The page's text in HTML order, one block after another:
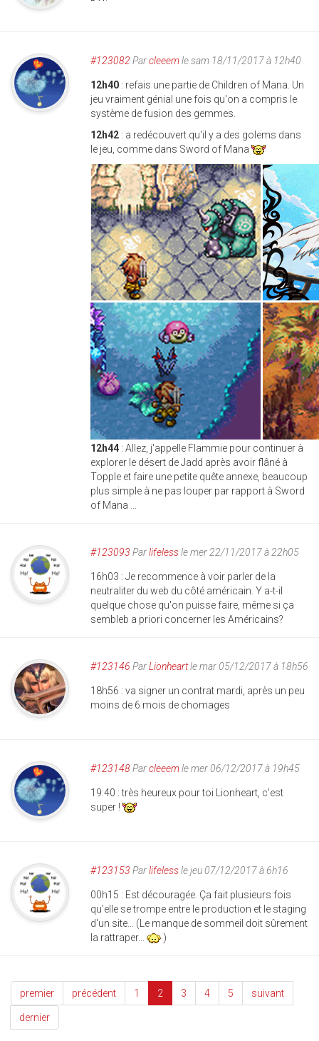
#123082 Parcleeemle sam 18/11/2017 à 12h40
12h40 : refais une partie de Children of Mana. Un
jeu vraiment génial une fois qu'on a compris le
système de fusion des gemmes.
12h42 : a redécouvert qu'il y a des golems dans
le jeu, comme dans Sword of Mana
12h44 : Allez, j'appelle Flammie pour continuer à
explorer le désert de Jadd après avoir flâné à
Topple et faire une petite quête annexe, beaucoup
plus simple à ne pas louper par rapport à Sword
of Mana ...
#123093 Parlifelessle mer 22/11/2017 à 22h05
16h03 : Je recommence à voir parler de la
neutraliter du web du côté américain. Y a-t-il
quelque chose qu'on puisse faire, même si ça
sembleb a priori concerner les Américains?
#123146 ParLionheartle mar 05/12/2017 à 18h56
18h56 : va signer un contrat mardi, après un peu
moins de 6 mois de chomages
#123148Parcleeemle mer 06/12/2017 à 19h45
19:40 : très heureux pour toi Lionheart, c'est
super !
#123153 Parlifelessle jeu 07/12/2017 à 6h16
00h15 : Est découragée. Ça fait plusieurs fois
qu'elle se trompe entre le production et le staging
d'un site... (Le manque de sommeil doit sûrement
la rattraper...
)
premier précédent 1 2 3 4 5 suivant
dernier